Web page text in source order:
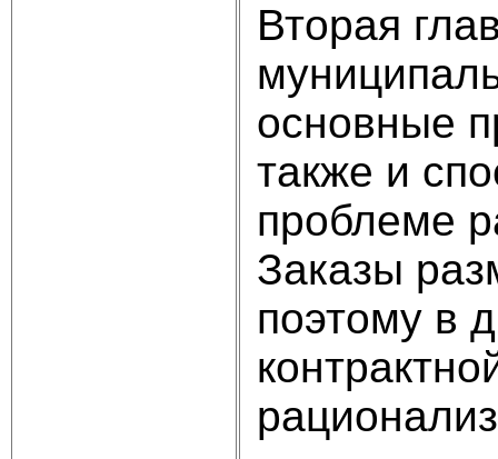
Вторая
основные
также и
проблеме
Заказы
поэтому в